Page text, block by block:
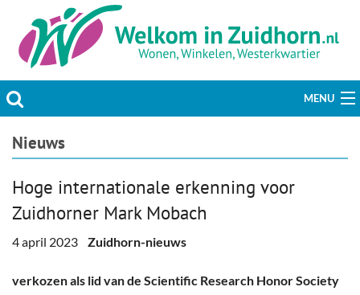
MENU
Actueel
Welzijn & Maatschappij
Bedrijven
Prikbord & Aanbiedingen
Nieuws
Hoge internationale erkenning voor
Zuidhorner Mark Mobach
4 april 2023 Zuidhorn-nieuws
verkozen als lid van de Scientific Research Honor Society